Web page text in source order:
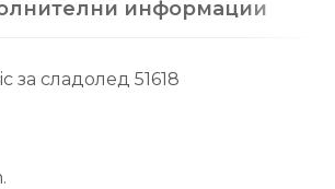
информации
за сладолед 51618